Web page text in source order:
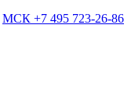
МСК +7 495 723-26-86